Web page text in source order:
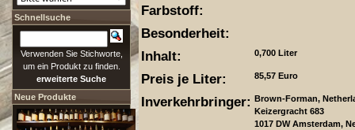
Farbstoff:
Besonderheit:
Inhalt:
0,700 Liter
Preis je Liter: 85,57 Euro
Inverkehrbringer:
Brown-Forman,
Keizergracht 683
1017 DW Amsterdam,
Schnellsuche
Verwenden Sie Stichworte,
um ein Produkt zu finden.
erweiterte Suche
Neue Produkte